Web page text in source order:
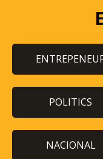
POLITICS
NACIONAL